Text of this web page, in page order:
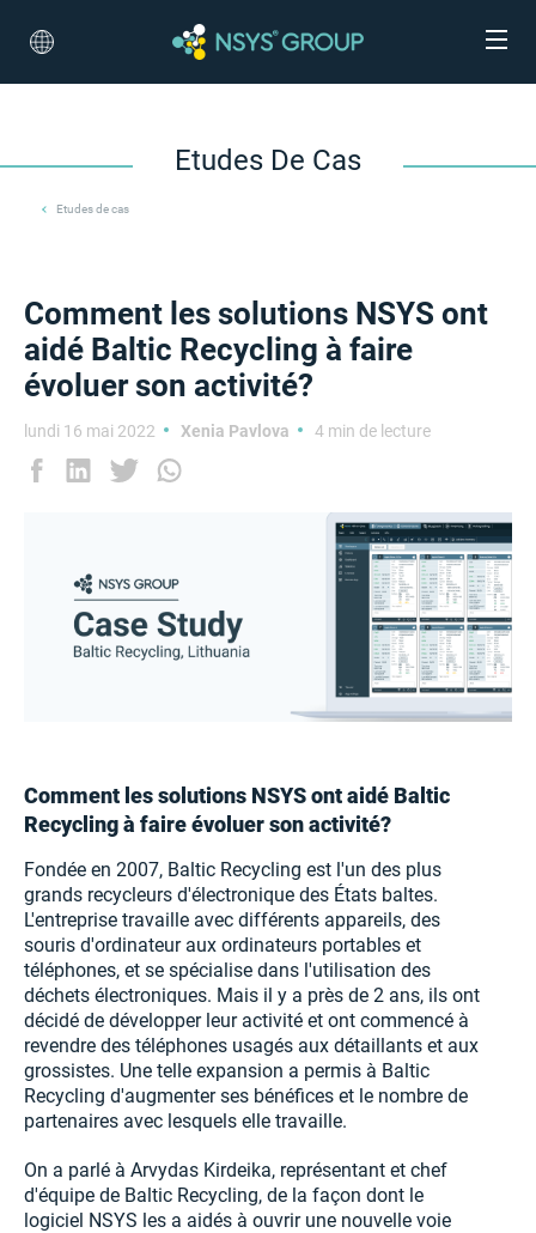
Etudes De Cas
Etudes de cas
Comment les solutions NSYS ont
aidé Baltic Recycling à faire
évoluer son activité?
lundi 16 mai 2022 Xenia Pavlova 4 min de lecture
Comment les solutions NSYS ont aidé Baltic
Recycling à faire évoluer son activité?
Fondée en 2007, Baltic Recycling est l'un des plus
grands recycleurs d'électronique des États baltes.
L'entreprise travaille avec différents appareils, des
souris d'ordinateur aux ordinateurs portables et
téléphones, et se spécialise dans l'utilisation des
déchets électroniques. Mais il y a près de 2 ans, ils ont
décidé de développer leur activité et ont commencé à
revendre des téléphones usagés aux détaillants et aux
grossistes. Une telle expansion a permis à Baltic
Recycling d'augmenter ses bénéfices et le nombre de
partenaires avec lesquels elle travaille.
On a parlé à Arvydas Kirdeika, représentant et chef
d'équipe de Baltic Recycling, de la façon dont le
logiciel NSYS les a aidés à ouvrir une nouvelle voie